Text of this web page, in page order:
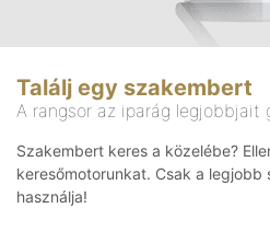
Találj egy szakembert
A rangsor az iparág legjobbjait
Szakembert keres a közelébe?
keresőmotorunkat. Csak a legjobb
használja!